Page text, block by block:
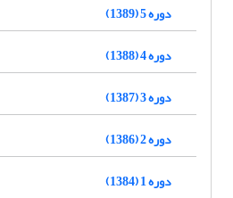
دوره 5 (1389)
دوره 4 (1388)
دوره 3 (1387)
دوره 2 (1386)
دوره 1 (1384)